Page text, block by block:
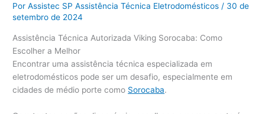
PorAssistec SP Assistência Técnica Eletrodomésticos/ 30 de
setembro de 2024
Assistência Técnica Autorizada Viking Sorocaba: Como
Escolher a Melhor
Encontrar uma assistência técnica especializada em
eletrodomésticos pode ser um desafio, especialmente em
cidades de médio porte como Sorocaba.